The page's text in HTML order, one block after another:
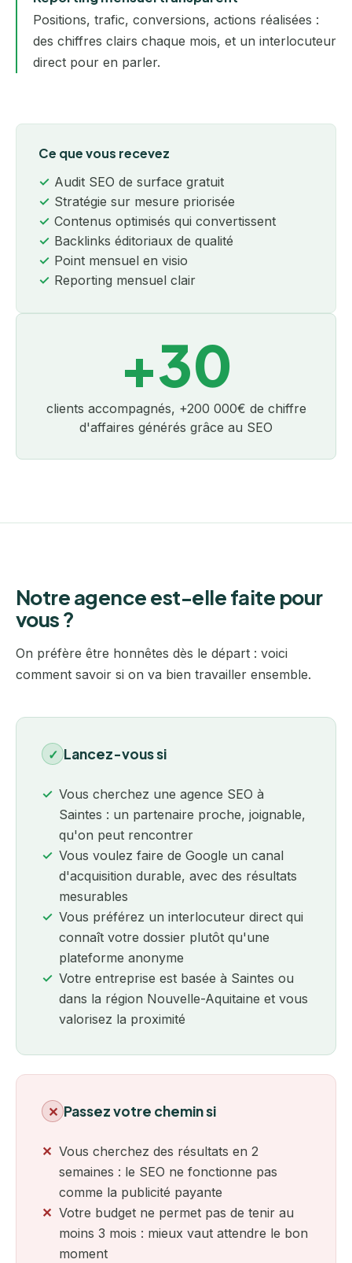
Positions, trafic, conversions, actions réalisées :
des chiffres clairs chaque mois, et un interlocuteur
direct pour en parler.
Ce que vous recevez
Audit SEO de surface gratuit
Stratégie sur mesure priorisée
Contenus optimisés qui convertissent
Backlinks éditoriaux de qualité
Point mensuel en visio
Reporting mensuel clair
+30
clients accompagnés, +200 000€ de chiffre
d'affaires générés grâce au SEO
Notre agence est-elle faite pour
vous ?
On préfère être honnêtes dès le départ : voici
comment savoir si on va bien travailler ensemble.
✓ Lancez-vous si
Vous cherchez une agence SEO à
Saintes : un partenaire proche, joignable,
qu'on peut rencontrer
Vous voulez faire de Google un canal
d'acquisition durable, avec des résultats
mesurables
Vous préférez un interlocuteur direct qui
connaît votre dossier plutôt qu'une
plateforme anonyme
Votre entreprise est basée à Saintes ou
dans la région Nouvelle-Aquitaine et vous
valorisez la proximité
✕ Passez votre chemin si
Vous cherchez des résultats en 2
semaines : le SEO ne fonctionne pas
comme la publicité payante
Votre budget ne permet pas de tenir au
moins 3 mois : mieux vaut attendre le bon
moment